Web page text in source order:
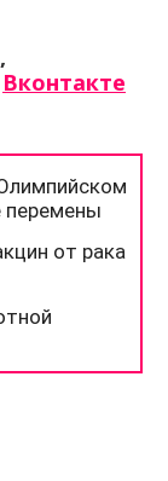
,
Вконтакте